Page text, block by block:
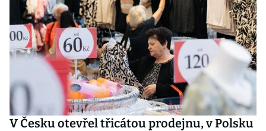
V Česku otevřel třicátou prodejnu, v Polsku